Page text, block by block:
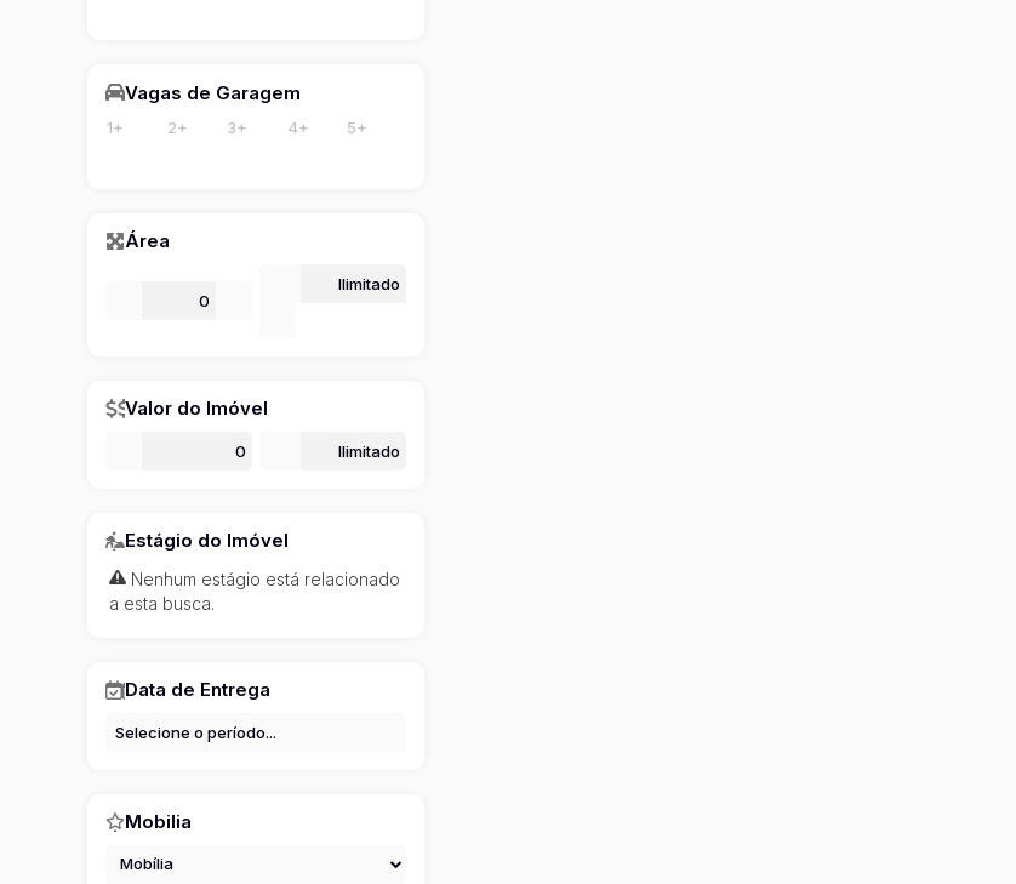
Vagas de Garagem
1+ 2+ 3+ 4+ 5+
Área
Valor do Imóvel
Estágio do Imóvel
Nenhum estágio está relacionado
a esta busca.
Data de Entrega
Mobilia
Mobília